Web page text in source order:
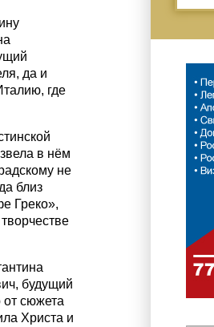
да и
где
в нём
не
близ
Греко»,
будущий
от сюжета
Христа и